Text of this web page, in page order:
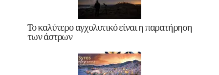
Το καλύτερο αγχολυτικό είναι η παρατήρηση
των άστρων